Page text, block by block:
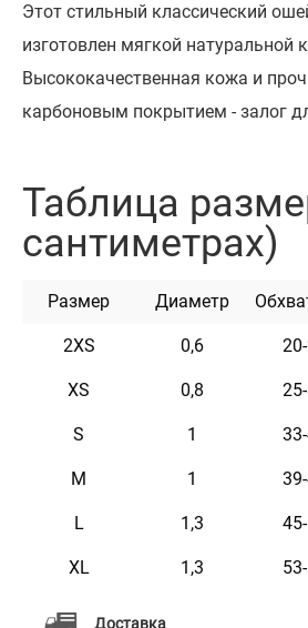
Доставка
Этот стильный классический
изготовлен мягкой натуральной
Высококачественная кожа и
карбоновым покрытием - залог
износостойкая и прочная.
Ошейник доступен в цветах:
Таблица
сантиметрах)
Размер Диаметр
2XS 0,6
XS 0,8
S 1
M 1
L 1,3
XL 1,3